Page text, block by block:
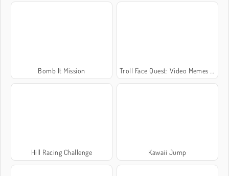
Bomb It Mission Troll Face Quest: Video Memes and TV Shows: Part 1
Hill Racing Challenge Kawaii Jump